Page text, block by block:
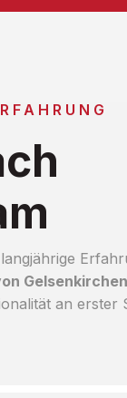
an erster